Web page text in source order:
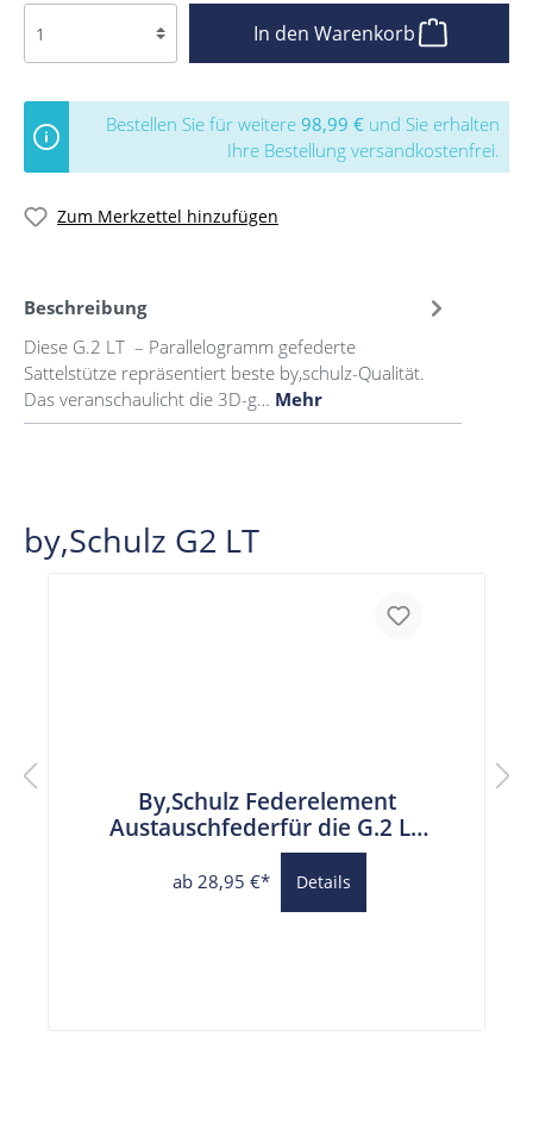
In den Warenkorb
Bestellen Sie für weitere 98,99 € und Sie erhalten
Ihre Bestellung versandkostenfrei.
Zum Merkzettel hinzufügen
Beschreibung
Diese G.2 LT – Parallelogramm gefederte
Sattelstütze repräsentiert beste by,schulz-Qualität.
Das veranschaulicht die 3D-g… Mehr
by,Schulz G2 LT
By,Schulz Federelement
Austauschfederfür die G.2 LT
Parallelogramm
Federsattelstütze
ab 28,95 €* Details